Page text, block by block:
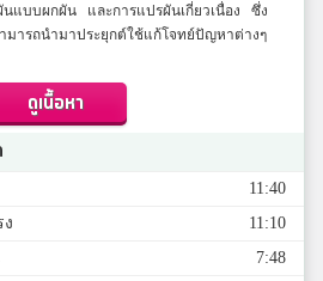
แบบผกผัน และการแปรผันเกี่ยวเนื่อง ซึ่ง
มารถนำมาประยุกต์ใช้แก้โจทย์ปัญหาต่างๆ
ดูเนื้อหา
11:40
11:10
7:48